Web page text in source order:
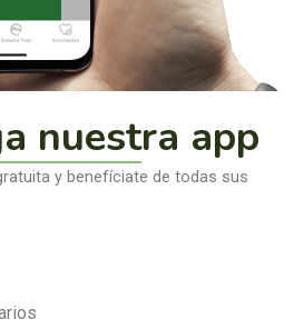
nuestra app
y benefíciate de todas sus